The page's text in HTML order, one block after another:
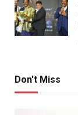
Don't Miss